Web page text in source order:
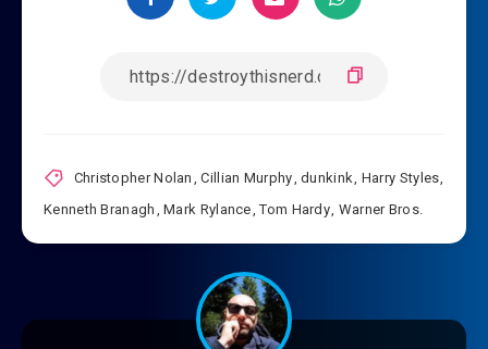
Christopher Nolan ,Cillian Murphy,dunkink, Harry Styles,
Kenneth Branagh ,Mark Rylance ,Tom Hardy Warner Bros.